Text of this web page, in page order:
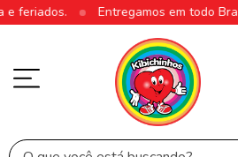
feriados. Entregamos em todo Brasil